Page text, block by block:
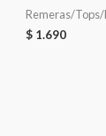
Remeras/
$ 1.690